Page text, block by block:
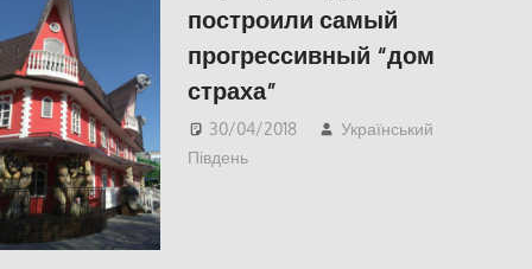
построили самый
прогрессивный “дом
страха”
30/04/2018
Український
Південь